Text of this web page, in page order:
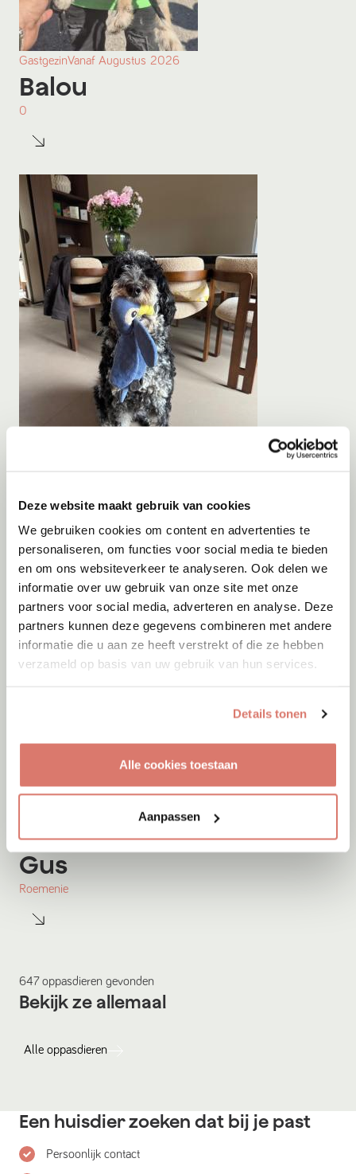
Deze website maakt gebruik van cookies
We gebruiken cookies om content en advertenties te
personaliseren, om functies voor social media te bieden
en om ons websiteverkeer te analyseren. Ook delen we
informatie over uw gebruik van onze site met onze
partners voor social media, adverteren en analyse. Deze
partners kunnen deze gegevens combineren met andere
informatie die u aan ze heeft verstrekt of die ze hebben
verzameld op basis van uw gebruik van hun services.
Details tonen
Alle cookies toestaan
Aanpassen
GastgezinVanaf Augustus 2026
Balou
0
GastgezinVanaf Augustus 2026
Bodhi
Baarn
GastgezinVanafAugustus 2026
Gus
Roemenie
647 oppasdieren gevonden
Bekijk ze allemaal
Alle oppasdieren
Een huisdier zoeken dat bij je past
Persoonlijk contact